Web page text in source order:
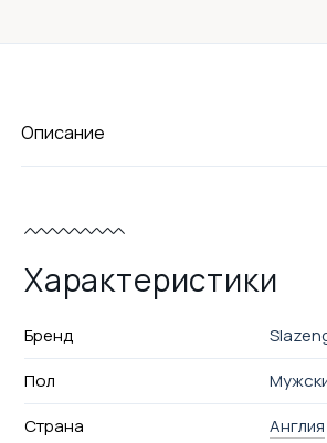
Описание
Характеристики
Бренд
Пол
Страна
Англия